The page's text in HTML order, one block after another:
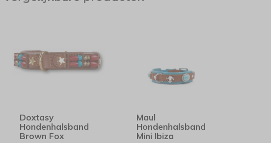
Doxtasy
Hondenhalsband
Brown Fox
Maul
Hondenhalsband
Mini Ibiza